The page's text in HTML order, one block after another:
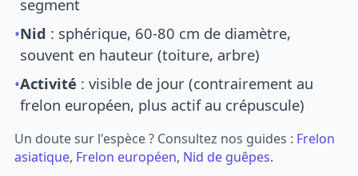
segment
•Nid : sphérique, 60-80 cm de diamètre,
souvent en hauteur (toiture, arbre)
•Activité : visible de jour (contrairement au
frelon européen, plus actif au crépuscule)
Un doute sur l'espèce ? Consultez nos guides : Frelon
asiatique, Frelon européen, Nid de guêpes.